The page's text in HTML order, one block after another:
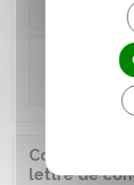
Exemple
Pour un
Comment le
lettre de